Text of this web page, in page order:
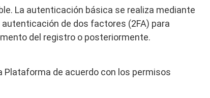
La autenticación básica se realiza mediante
de dos factores (2FA) para
del registro o posteriormente.
Plataforma de acuerdo con los permisos